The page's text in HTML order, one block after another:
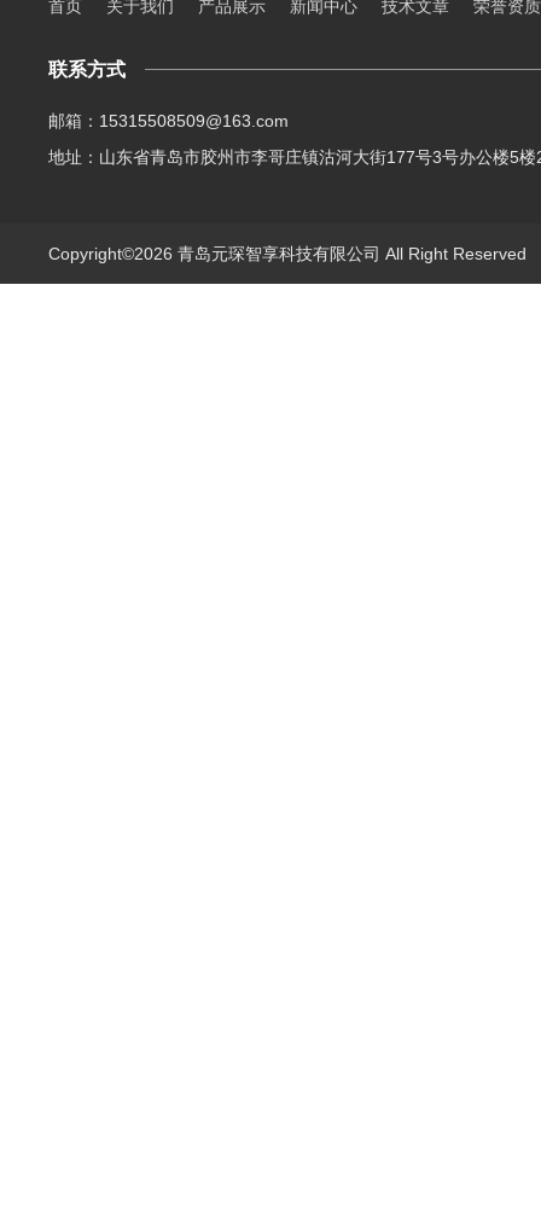
首页 关于我们 产品展示 新闻中心 技术文章 荣誉资质
联系方式
邮箱：15315508509@163.com
地址：山东省青岛市胶州市李哥庄镇沽河大街177号3号办公楼5楼
Copyright©2026 青岛元琛智享科技有限公司 All Right